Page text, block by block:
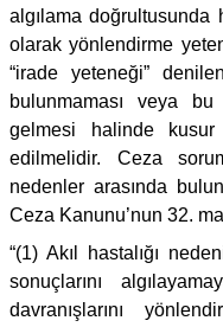
algılama
olarak yönlendirme
“irade yeteneği”
bulunmaması veya
gelmesi halinde kusur
edilmelidir. Ceza
nedenler arasında
Ceza Kanunu’nun 32.
“(1) Akıl hastalığı
sonuçlarını
davranışlarını